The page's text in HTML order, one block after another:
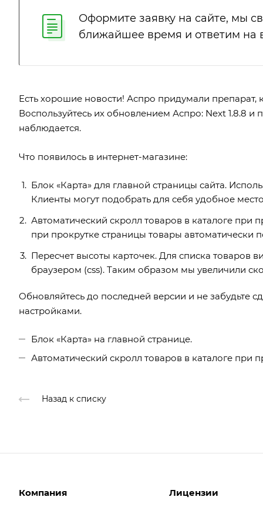
Оформите заявку на сайте, мы
ближайшее время и ответим на
Есть хорошие новости! Аспро придумали препарат,
Воспользуйтесь их обновлением Аспро: Next 1.8.8
наблюдается.
Что появилось в интернет-магазине:
Блок «Карта» для главной страницы сайта.
Клиенты могут подобрать для себя удобное
Автоматический скролл товаров в каталоге
при прокрутке страницы товары автоматически
Пересчет высоты карточек. Для списка товаров
браузером (css). Таким образом мы увеличили
Обновляйтесь до последней версии и не забудьте
настройками.
Блок «Карта» на главной странице.
Автоматический скролл товаров в каталоге при
Назад к списку
Компания Лицензии